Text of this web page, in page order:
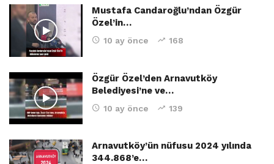
Mustafa Candaroğlu’ndan Özgür
Özel’in…
10 ay önce 168
Özgür Özel’den Arnavutköy
Belediyesi’ne ve…
10 ay önce 139
Arnavutköy’ün nüfusu 2024 yılında
344.868’e…